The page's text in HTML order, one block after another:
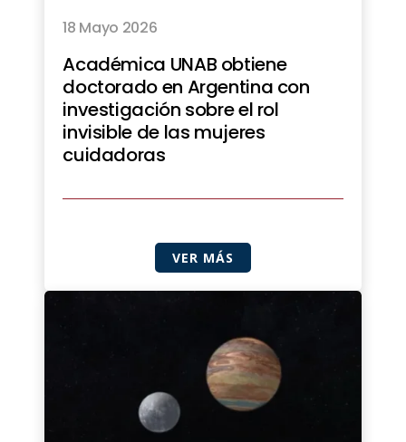
18 Mayo 2026
Académica UNAB obtiene
doctorado en Argentina con
investigación sobre el rol
invisible de las mujeres
cuidadoras
VER MÁS